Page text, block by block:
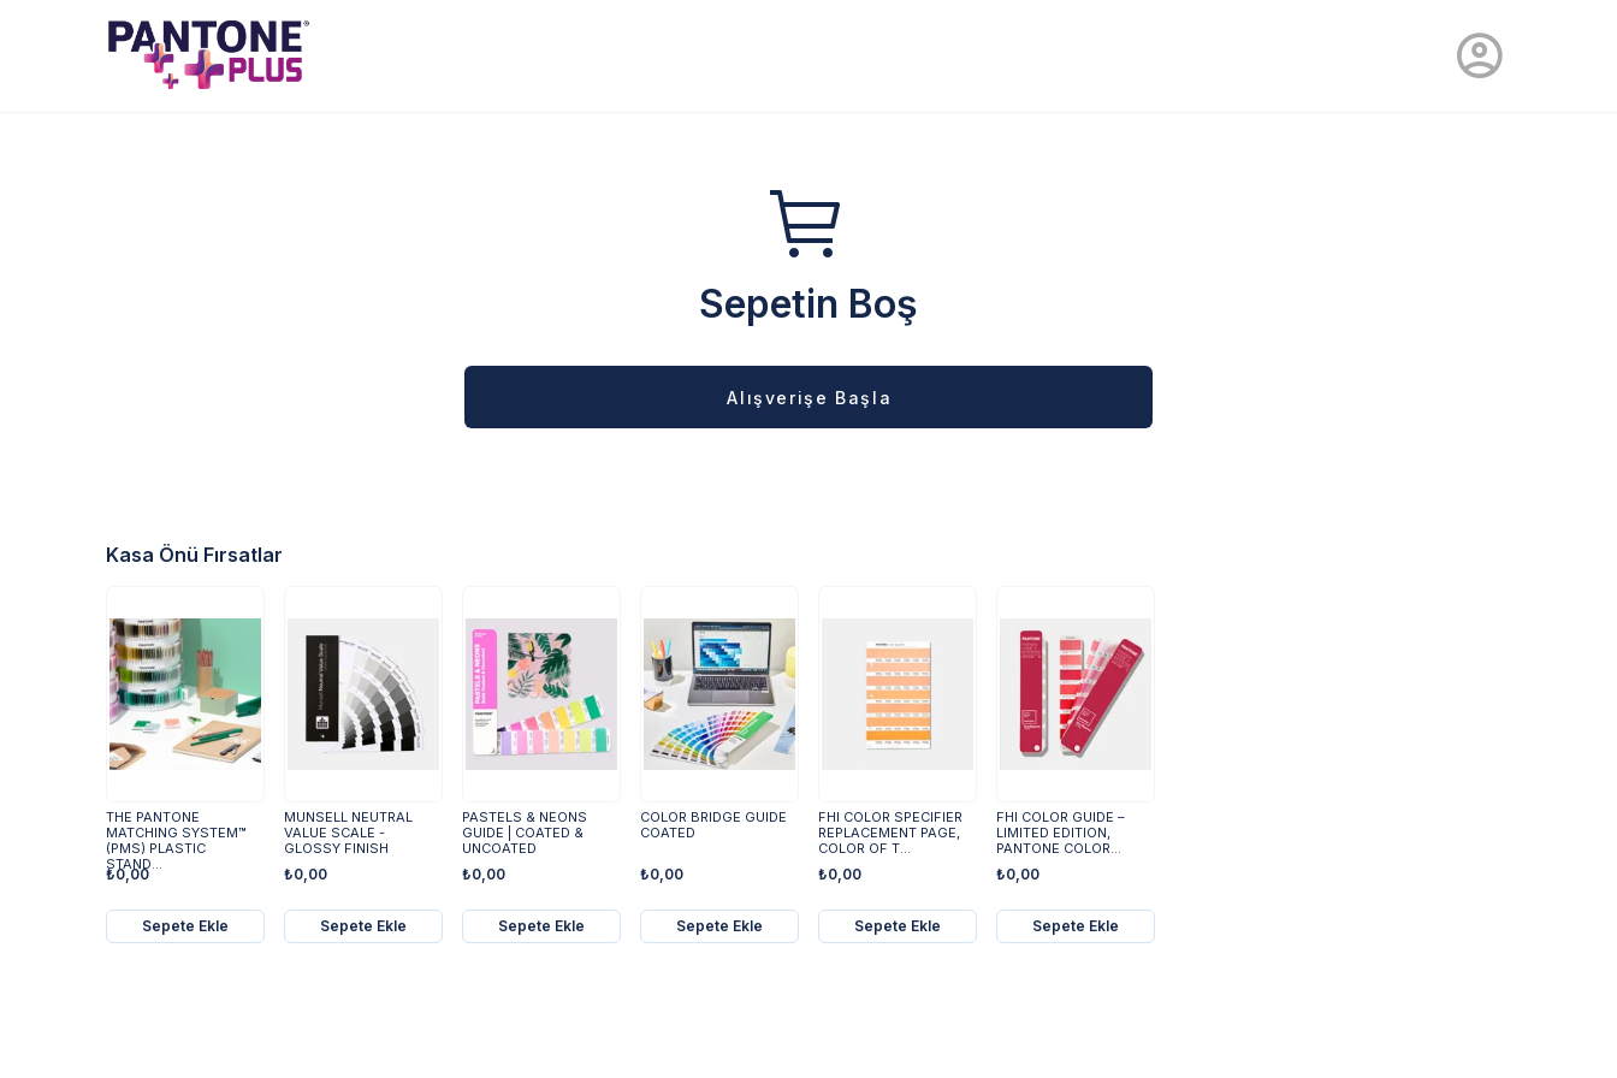
Sepetin Boş
Alışverişe Başla
Kasa Önü Fırsatlar
THE PANTONE
MATCHING SYSTEM™
(PMS) PLASTIC
STAND...
₺0,00
Sepete Ekle
MUNSELL NEUTRAL
VALUE SCALE -
GLOSSY FINISH
₺0,00
Sepete Ekle
PASTELS & NEONS
GUIDE | COATED &
UNCOATED
₺0,00
Sepete Ekle
COLOR BRIDGE GUIDE
COATED
₺0,00
Sepete Ekle
FHI COLOR SPECIFIER
REPLACEMENT PAGE,
COLOR OF T...
₺0,00
Sepete Ekle
FHI COLOR GUIDE –
LIMITED EDITION,
PANTONE COLOR...
₺0,00
Sepete Ekle